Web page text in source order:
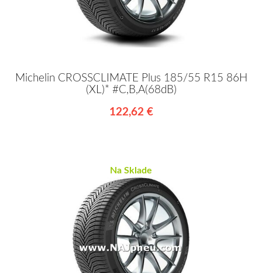
Michelin CROSSCLIMATE Plus 185/55 R15 86H
(XL)* #C,B,A(68dB)
122,62 €
Na Sklade